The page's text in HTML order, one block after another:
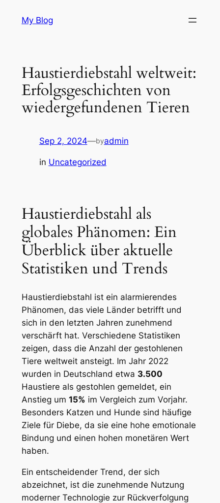
My Blog
Haustierdiebstahl weltweit:
Erfolgsgeschichten von
wiedergefundenen Tieren
Sep 2, 2024—byadmin
in Uncategorized
Haustierdiebstahl als‍
globales Phänomen:⁣ Ein
Überblick über ⁤aktuelle
Statistiken und Trends
Haustierdiebstahl ist ⁢ein alarmierendes
Phänomen, das viele Länder betrifft und
sich in den letzten Jahren zunehmend
verschärft hat. Verschiedene Statistiken
zeigen, ⁣dass die Anzahl ‌der gestohlenen
Tiere weltweit ansteigt. Im ⁣Jahr⁤ 2022
wurden in Deutschland etwa 3.500
Haustiere als gestohlen gemeldet, ein
Anstieg um 15% im Vergleich zum Vorjahr.
Besonders​ Katzen und Hunde sind häufige
Ziele für⁣ Diebe,‍ da sie eine hohe emotionale
Bindung und einen hohen monetären Wert
haben.
Ein entscheidender Trend,​ der sich
abzeichnet, ist die zunehmende Nutzung‍
moderner Technologie​ zur⁣ Rückverfolgung